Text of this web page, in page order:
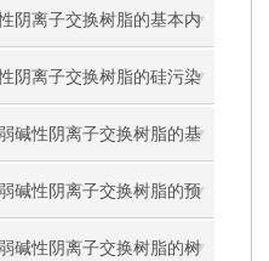
式
阴离子交换树脂的基本内
阴离子交换树脂的硅污染
解决
碱性阴离子交换树脂的基
生方法
碱性阴离子交换树脂的预
项
碱性阴离子交换树脂的树